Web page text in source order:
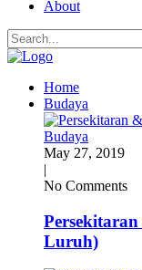
About
Home
Budaya
Budaya
May 27, 2019
|
No Comments
Luruh)